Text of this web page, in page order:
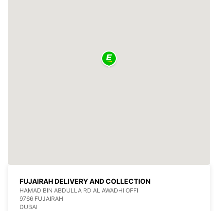
FUJAIRAH DELIVERY AND COLLECTION
HAMAD BIN ABDULLA RD AL AWADHI OFFI
9766 FUJAIRAH
DUBAI